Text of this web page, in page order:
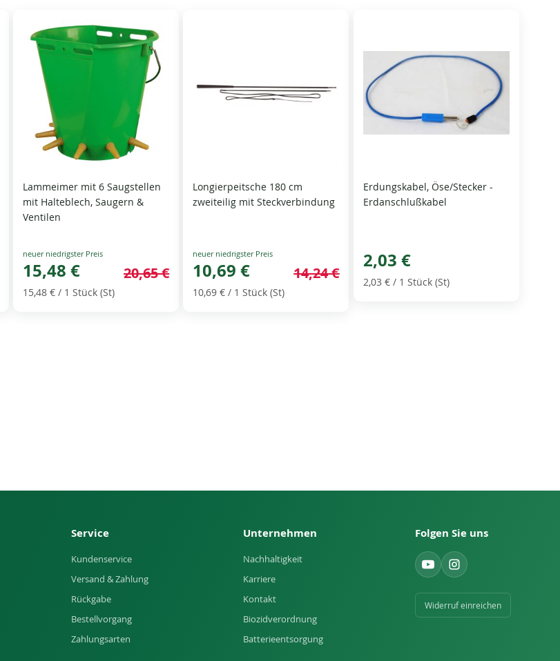
Lammeimer mit 6 Saugstellen
mit Halteblech, Saugern &
Ventilen
Special
Price
15,48 € 20,65 €
15,48 €/ 1 Stück (St)
Longierpeitsche 180 cm
zweiteilig mit Steckverbindung
Special
Price
10,69 € 14,24 €
10,69 € / 1 Stück (St)
Erdungskabel, Öse/Stecker -
Erdanschlußkabel
2,03 €
2,03 €/ 1 Stück (St)
Service
Kundenservice
Versand & Zahlung
Rückgabe
Bestellvorgang
Zahlungsarten
Unternehmen
Nachhaltigkeit
Karriere
Kontakt
Biozidverordnung
Batterieentsorgung
Folgen Sie uns
Widerruf einreichen